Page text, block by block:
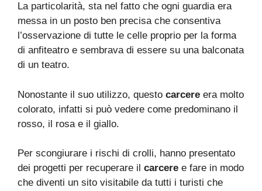
La particolarità, sta nel fatto che ogni guardia era
messa in un posto ben precisa che consentiva
l’osservazione di tutte le celle proprio per la forma
di anfiteatro e sembrava di essere su una balconata
di un teatro.
Nonostante il suo utilizzo, questo carcere era molto
colorato, infatti si può vedere come predominano il
rosso, il rosa e il giallo.
Per scongiurare i rischi di crolli, hanno presentato
dei progetti per recuperare il carcere e fare in modo
che diventi un sito visitabile da tutti i turisti che